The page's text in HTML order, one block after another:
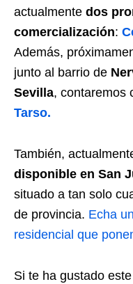
actualmente dos
comercialización:
Además,
junto al barrio de
Sevilla, contaremos
Tarso.
También,
disponible en San
situado a tan solo
de provincia. Echa
residencial que
Si te ha gustado